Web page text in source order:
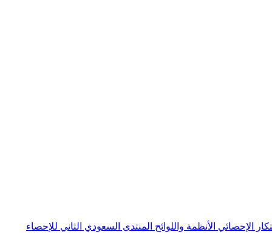
الإحصائي الأنظمة واللوائح المنتدى السعودي الثاني للإحصاء